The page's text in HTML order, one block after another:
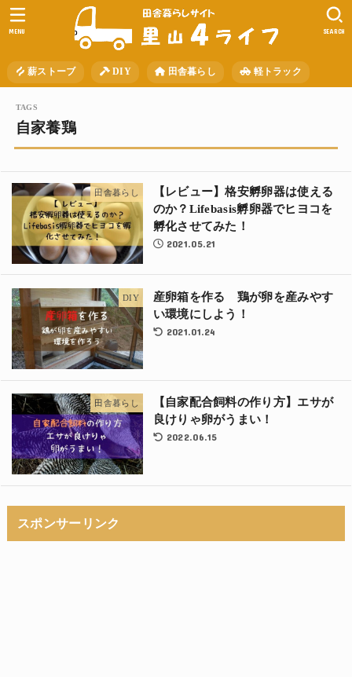
薪ストーブ DIY 田舎暮らし 軽トラック
SEARCH
MENU
自家養鶏
田舎暮らし
【レビュー】格安孵卵器は使える
のか？Lifebasis孵卵器でヒヨコを
孵化させてみた！
2021.05.21
DIY
産卵箱を作る 鶏が卵を産みやす
い環境にしよう！
2021.01.24
田舎暮らし
【自家配合飼料の作り方】エサが
良けりゃ卵がうまい！
2022.06.15
スポンサーリンク